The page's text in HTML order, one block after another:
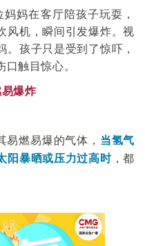
妈在客厅陪孩子玩耍，
风机，瞬间引发爆炸。视
孩子只是受到了惊吓，
触目惊心。
爆炸
燃易爆的气体， 当氢气
阳暴晒或压力过高时，都